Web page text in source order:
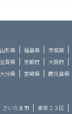
山形県 福島県 茨城県
滋賀県 京都府 大阪府
大分県 宮崎県 鹿児島県
さいたま市 東京２３区